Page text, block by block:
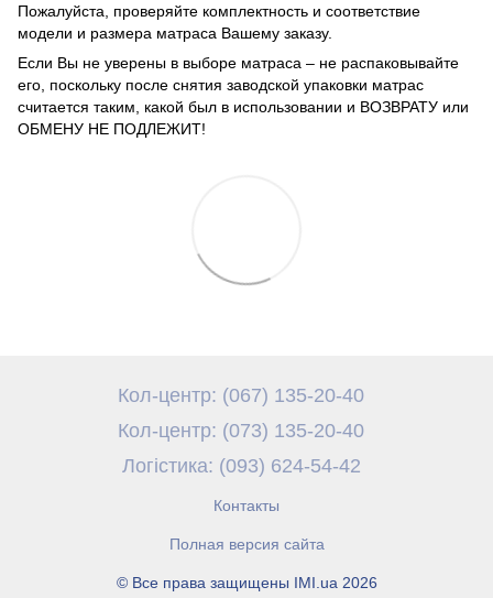
Пожалуйста, проверяйте комплектность и соответствие
модели и размера матраса Вашему заказу.
Если Вы не уверены в выборе матраса – не распаковывайте
его, поскольку после снятия заводской упаковки матрас
считается таким, какой был в использовании и ВОЗВРАТУ или
ОБМЕНУ НЕ ПОДЛЕЖИТ!
Кол-центр: (067) 135-20-40
Кол-центр: (073) 135-20-40
Логістика: (093) 624-54-42
Контакты
Полная версия сайта
© Все права защищены IMI.ua 2026